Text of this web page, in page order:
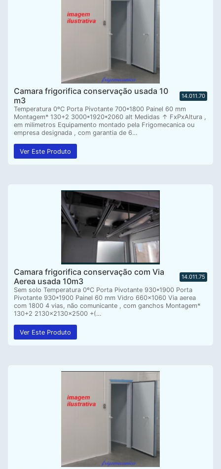
Camara frigorifica conservação usada 10
m3
14.011.70
Temperatura 0ºC Porta Pivotante 700*1800 Painel 60 mm
Montagem* 130+2 3000*1920*2060 alt Medidas ↑ FxPxAltura ,
em milimetros Equipamento montado pela Frigomecanica ou
empresa designada , com garantia de 6…
Ver Este Produto
Camara frigorifica conservação com Via
Aerea usada 10m3
14.011.75
Sem solo Temperatura 0ºC Porta Pivotante 930*1900 Porta
Pivotante 930*1900 Painel 60 mm Vidro 660×1060 Via aerea
com 1800 4 vias, não comunicante , com ganchos Montagem*
130+2 2130x2130x2500 +(…
Ver Este Produto